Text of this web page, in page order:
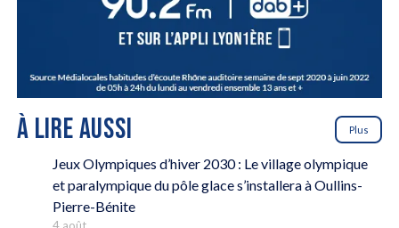
À LIRE AUSSI Plus
Jeux Olympiques d’hiver 2030 : Le village olympique
et paralympique du pôle glace s’installera à Oullins-
Pierre-Bénite
4 août